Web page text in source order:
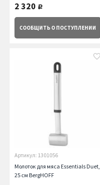
2 320 руб.
СООБЩИТЬ О ПОСТУПЛЕНИИ
Артикул: 1301056
Молоток для мяса Essentials Duet,
25 см BergHOFF